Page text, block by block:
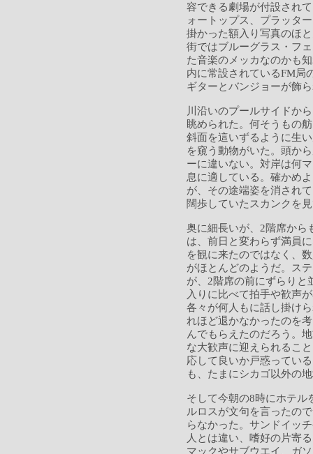
容できる劇場が付設され
ォートップス、プラッタ
掛かった額入り写真のほ
街ではブルーグラス・フ
た音楽のメッカなのかも
内に常設されているFM局
ギターとバンジョーが飾
川沿いのプールサイドか
眺められた。何そうもの
斜面を這いずるように生
を窺う動物がいた。頭か
ーに違いない。対岸は何
息に適している。確かめ
が、その途端姿を消され
闊歩していたスカンクを
奥に細長いが、2階席から
は、前日と変わらず満員
を観に来たのではなく、
がほとんどのようだ。ス
が、2階席の前にずらりと
入りに比べて拍手や歓声
各々が何人もに話し掛け
れほど退かなかったのを
んでもらえたのだろう。
な大歓声に迎えられるこ
応して良いか戸惑ってい
も、たまにシカゴ以外の
そして今朝の8時にホテル
ルロスが文句を言ったの
らなかった。サンドイッ
人とは違い、嗜好の片寄
マックやサブウエイ、ガ